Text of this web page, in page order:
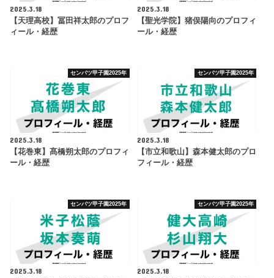
2025.3.18
【天理高校】冨田祥太郎のプロフ
ィール・経歴
2025.3.18
【聖光学院】猪俣陽向のプロフィ
ール・経歴
センバツ甲子園2025年
2025.3.18
【花巻東】髙橋朔太郎のプロフィ
ール・経歴
センバツ甲子園2025年
2025.3.18
【市立和歌山】森本健太郎のプロ
フィール・経歴
センバツ甲子園2025年
2025.3.18
センバツ甲子園2025年
2025.3.18